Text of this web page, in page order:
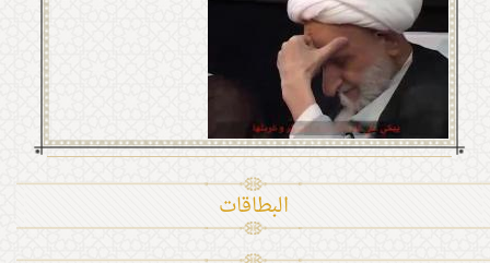
البطاقات